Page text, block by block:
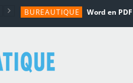
BUREAUTIQUE
TUTORIALS